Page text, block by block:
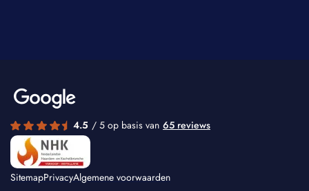
4.5 / 5 op basis van 65 reviews
SitemapPrivacyAlgemene voorwaarden